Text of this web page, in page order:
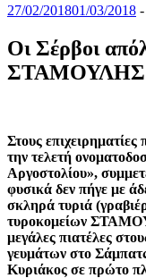
27/02/201801/03/2018 -
Oι Σέρβοι
ΣΤΑΜΟΥΛΗΣ
Στους
την τελετή
Αργοστολίου»,
φυσικά δεν πήγε με
σκληρά τυριά
τυροκομείων
μεγάλες πιατέλες
γευμάτων στο
Κυριάκος σε πρώτο